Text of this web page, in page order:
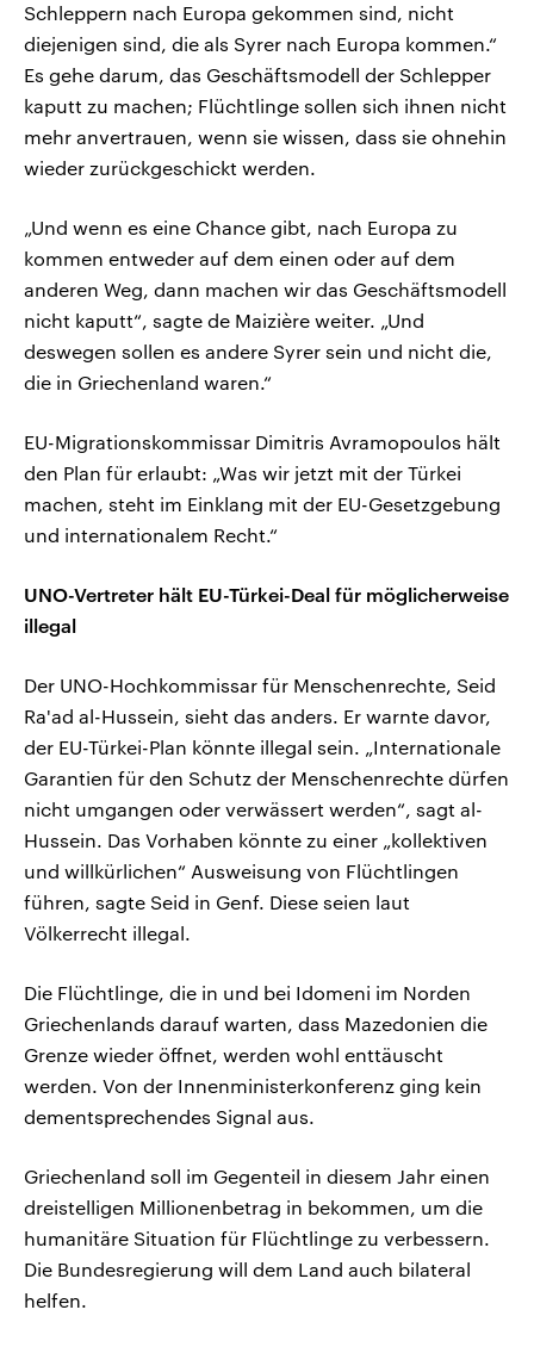
Schleppern nach Europa gekommen sind, nicht
diejenigen sind, die als Syrer nach Europa kommen.“
Es gehe darum, das Geschäftsmodell der Schlepper
kaputt zu machen; Flüchtlinge sollen sich ihnen nicht
mehr anvertrauen, wenn sie wissen, dass sie ohnehin
wieder zurückgeschickt werden.
„Und wenn es eine Chance gibt, nach Europa zu
kommen entweder auf dem einen oder auf dem
anderen Weg, dann machen wir das Geschäftsmodell
nicht kaputt“, sagte de Maizière weiter. „Und
deswegen sollen es andere Syrer sein und nicht die,
die in Griechenland waren.“
EU-Migrationskommissar Dimitris Avramopoulos hält
den Plan für erlaubt: „Was wir jetzt mit der Türkei
machen, steht im Einklang mit der EU-Gesetzgebung
und internationalem Recht.“
UNO-Vertreter hält EU-Türkei-Deal für möglicherweise
illegal
Der UNO-Hochkommissar für Menschenrechte, Seid
Ra'ad al-Hussein, sieht das anders. Er warnte davor,
der EU-Türkei-Plan könnte illegal sein. „Internationale
Garantien für den Schutz der Menschenrechte dürfen
nicht umgangen oder verwässert werden“, sagt al-
Hussein. Das Vorhaben könnte zu einer „kollektiven
und willkürlichen“ Ausweisung von Flüchtlingen
führen, sagte Seid in Genf. Diese seien laut
Völkerrecht illegal.
Die Flüchtlinge, die in und bei Idomeni im Norden
Griechenlands darauf warten, dass Mazedonien die
Grenze wieder öffnet, werden wohl enttäuscht
werden. Von der Innenministerkonferenz ging kein
dementsprechendes Signal aus.
Griechenland soll im Gegenteil in diesem Jahr einen
dreistelligen Millionenbetrag in bekommen, um die
humanitäre Situation für Flüchtlinge zu verbessern.
Die Bundesregierung will dem Land auch bilateral
helfen.